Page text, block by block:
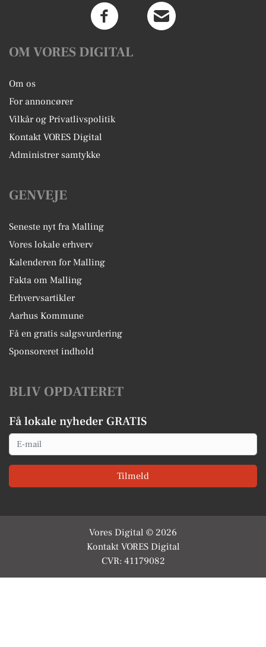
OM VORES DIGITAL
Om os
For annoncører
Vilkår og Privatlivspolitik
Kontakt VORES Digital
Administrer samtykke
GENVEJE
Seneste nyt fra Malling
Vores lokale erhverv
Kalenderen for Malling
Fakta om Malling
Erhvervsartikler
Aarhus Kommune
Få en gratis salgsvurdering
Sponsoreret indhold
BLIV OPDATERET
Få lokale nyheder GRATIS
Email
Tilmeld
Vores Digital © 2026
Kontakt VORES Digital
CVR: 41179082